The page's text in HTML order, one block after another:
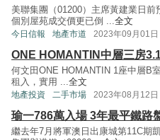
美聯集團（01200）主席黃建業日前
個別屋苑成交價更已倒 ...全文
今日信報 地產市道 2023年09月01日
ONE HOMANTIN中層三房
何文田ONE HOMANTIN 1座中層B
租入，實用 ...全文
地產投資 二手市場 2023年08月12日
瑜一786萬入場 3年最平鐵路
繼去年7月將軍澳日出康城第11C期